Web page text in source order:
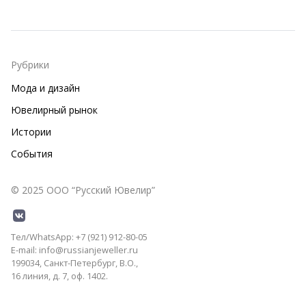
© 2025 ООО “Русский Ювелир”
Тел/WhatsApp: +7 (921) 912-80-05
E-mail: info@russianjeweller.ru
199034, Санкт-Петербург, В.О.,
16 линия, д. 7, оф. 1402.
Рубрики
Мода и дизайн
Ювелирный рынок
Истории
События